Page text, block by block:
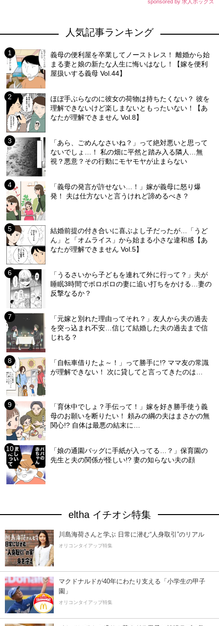
sponsored by 求人ボックス
人気記事ランキング
義母の便利屋を卒業してノーストレス！ 離婚から始
まる妻と娘の新たな人生に悔いはなし！【嫁を便利
屋扱いする義母 Vol.44】
ほぼ手ぶらなのに彼女の荷物は持ちたくない？ 彼を
理解できないけど楽しまないともったいない！【あ
なたが理解できません Vol.8】
「あら、ごめんなさいね？」って絶対悪いと思って
ないでしょ…！ 私の畑に平然と踏み入る隣人…無
視？悪意？その行動にモヤモヤが止まらない
「義母の発言が許せない…！」嫁が義母に怒り爆
発！ 夫は仕方ないと言うけれど諦めるべき？
結婚前提の付き合いに喜ぶよし子だったが…「うど
ん」と「オムライス」から始まる小さな違和感【あ
なたが理解できません Vol.5】
「うるさいから子どもを連れて外に行って？」夫が
睡眠3時間でボロボロの妻に追い打ちをかける…妻の
反撃なるか？
「元嫁と別れた理由ってそれ？」友人から夫の過去
を突っ込まれ不安…信じて結婚した夫の過去まで信
じれる？
「自転車借りたよ～！」って勝手に!? ママ友の常識
が理解できない！ 次に貸してと言ってきたのは…
「育休中でしょ？手伝って！」嫁を好き勝手使う義
母のお願いを断りたい！ 頼みの綱の夫はまさかの無
関心!? 自体は最悪の結末に…
「娘の通園バッグに手紙が入ってる…？」保育園の
先生と夫の関係が怪しい!? 妻の知らない夫の顔
eltha イチオシ特集
川島海荷さんと学ぶ 日常に潜む“人身取引”のリアル
オリコンタイアップ特集
マクドナルドが40年にわたり支える「小学生の甲子
園」
オリコンタイアップ特集